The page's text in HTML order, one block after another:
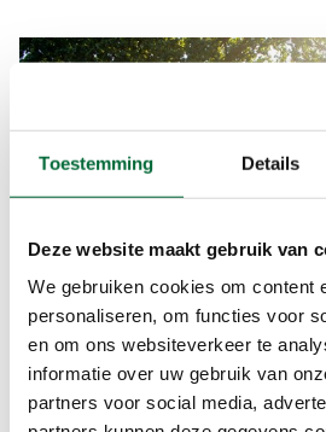
Toestemming Details
Deze website maakt gebruik van
We gebruiken cookies om content
personaliseren, om functies voor
en om ons websiteverkeer te
informatie over uw gebruik van
partners voor social media,
Oudheidkundig